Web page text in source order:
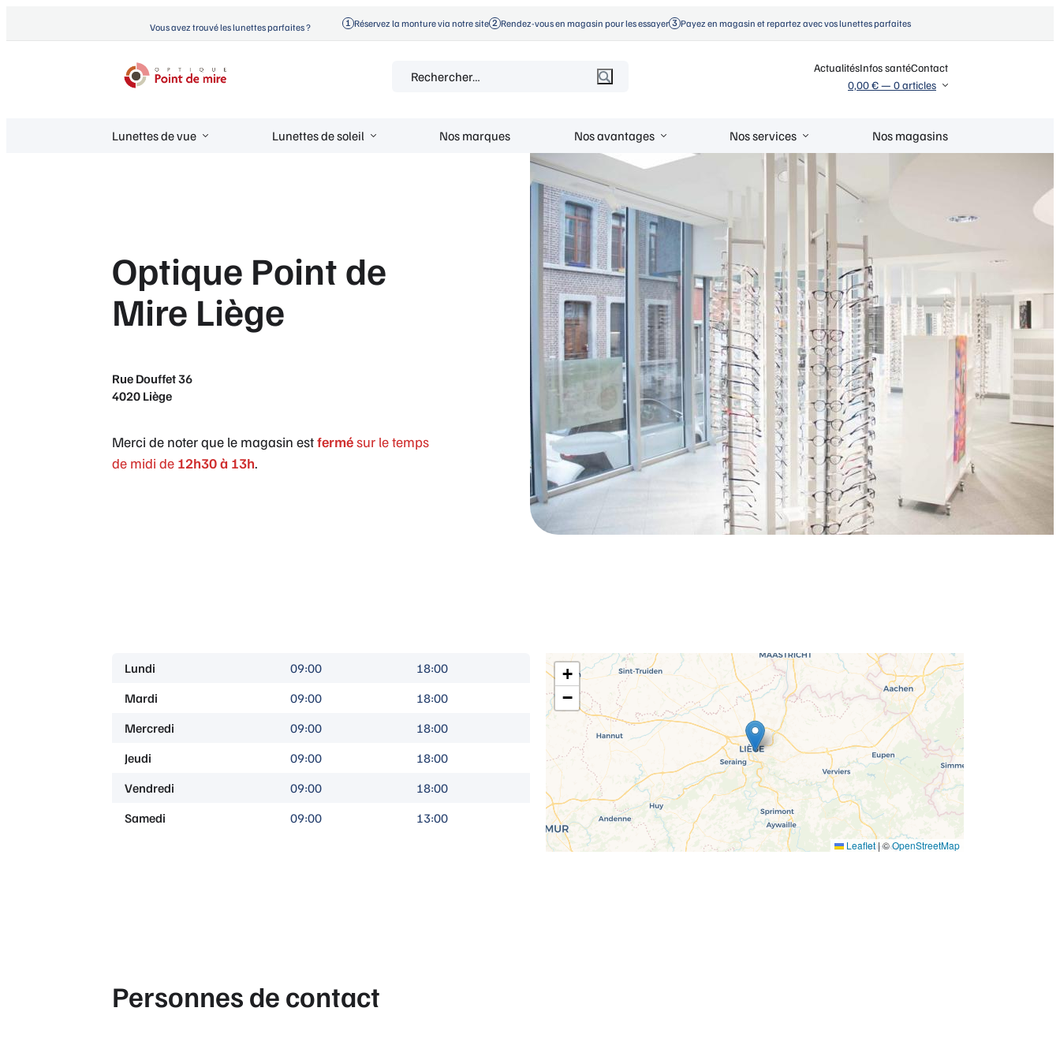
Vous avez trouvé les lunettes parfaites ? Réservez la monture via notre site Rendez-vous en magasin pour les essayer Payez en magasin et repartez avec vos lunettes parfaites
ActualitésInfos santéContact
0,00 €— 0 articles
Lunettes de vue Lunettes de soleil Nos marques Nos avantages Nos services Nos magasins
Optique Point de
Mire Liège
Rue Douffet 36
4020 Liège
Merci de noter que le magasin estfermésur le temps
de midi de 12h30 à 13h.
Lundi 09:00
18:00
Mardi
09:00
18:00
Mercredi
09:00
18:00
Jeudi
09:00
18:00
Vendredi
09:00
18:00
Samedi
09:00 13:00
+
−
Leaflet |©OpenStreetMap
Personnes de contact